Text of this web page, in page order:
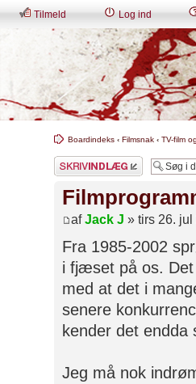
Tilmeld Log ind
Boardindeks ‹ Filmsnak ‹ TV-film
Skriv et svar
afJack J » tirs 26.
Fra 1985-2002
i fjæset på os.
med at det i
senere
kender det
Jeg må nok